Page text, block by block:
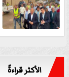
الأكثر قراءةً